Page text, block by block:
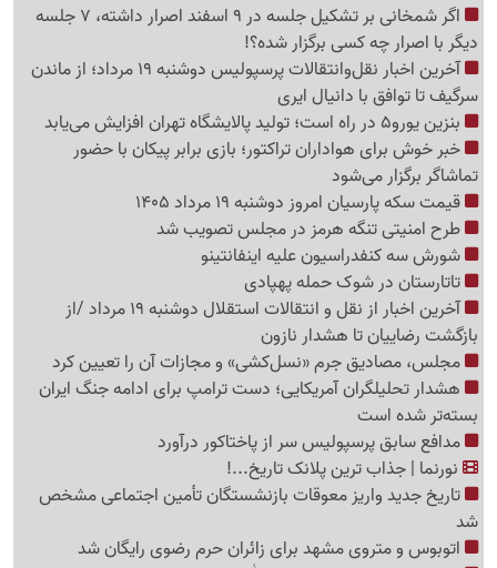
اگر شمخانی بر تشکیل جلسه در 9 اسفند اصرار داشته، 7 جلسه
دیگر با اصرار چه کسی برگزار شده؟!
آخرین اخبار نقل‌وانتقالات پرسپولیس دوشنبه 19 مرداد؛ از ماندن
سرگیف تا توافق با دانیال ایری
بنزین یورو5 در راه است؛ تولید پالایشگاه تهران افزایش می‌یابد
خبر خوش برای هواداران تراکتور؛ بازی برابر پیکان با حضور
تماشاگر برگزار می‌شود
قیمت سکه پارسیان امروز دوشنبه 19 مرداد 1405
طرح امنیتی تنگه هرمز در مجلس تصویب شد
شورش سه کنفدراسیون علیه اینفانتینو
تاتارستان در شوک حمله پهپادی
آخرین اخبار از نقل‌ و انتقالات استقلال دوشنبه 19 مرداد /از
بازگشت رضاییان تا هشدار نازون
مجلس، مصادیق جرم «نسل‌کشی» و مجازات آن را تعیین کرد
هشدار تحلیلگران آمریکایی؛ دست ترامپ برای ادامه جنگ ایران
بسته‌تر شده است
مدافع سابق پرسپولیس سر از پاختاکور درآورد
نورنما | جذاب ترین پلانک تاریخ...!
تاریخ جدید واریز معوقات بازنشستگان تأمین اجتماعی مشخص
شد
اتوبوس و متروی مشهد برای زائران حرم رضوی رایگان شد